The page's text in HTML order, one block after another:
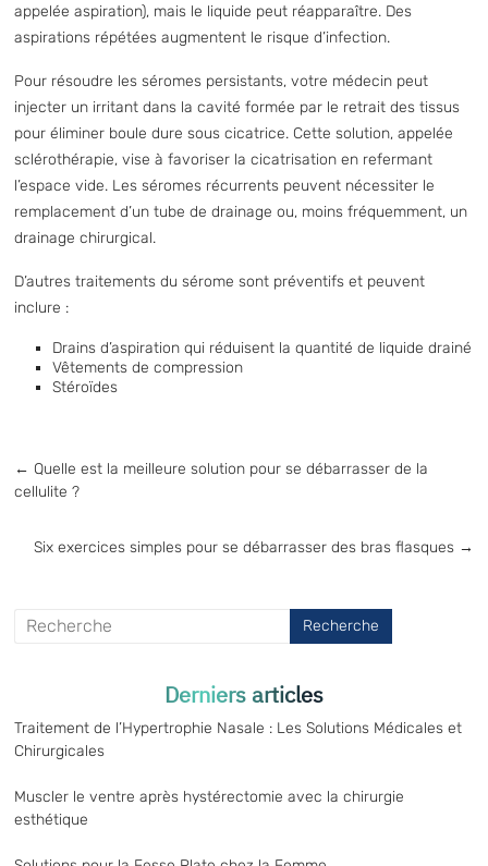
appelée aspiration), mais le liquide peut réapparaître. Des
aspirations répétées augmentent le risque d’infection.
Pour résoudre les séromes persistants, votre médecin peut
injecter un irritant dans la cavité formée par le retrait des tissus
pour éliminer boule dure sous cicatrice. Cette solution, appelée
sclérothérapie, vise à favoriser la cicatrisation en refermant
l’espace vide. Les séromes récurrents peuvent nécessiter le
remplacement d’un tube de drainage ou, moins fréquemment, un
drainage chirurgical.
D’autres traitements du sérome sont préventifs et peuvent
inclure :
Drains d’aspiration qui réduisent la quantité de liquide drainé
Vêtements de compression
Stéroïdes
← Quelle est la meilleure solution pour se débarrasser de la
cellulite ?
Six exercices simples pour se débarrasser des bras flasques →
Derniers articles
Traitement de l’Hypertrophie Nasale : Les Solutions Médicales et
Chirurgicales
Muscler le ventre après hystérectomie avec la chirurgie
esthétique